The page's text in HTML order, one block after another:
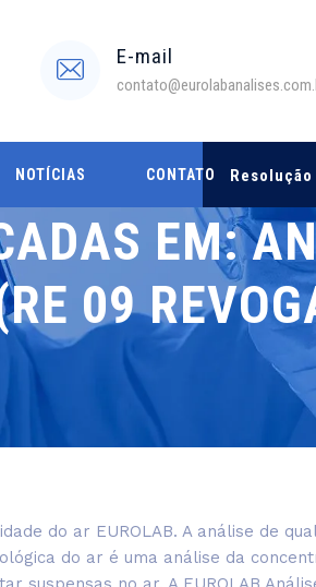
E-mail
NOTÍCIAS CONTATO
EM:
09
do ar EUROLAB. A análise de
do ar é uma análise da